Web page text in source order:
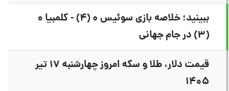
ببینید؛ خلاصه بازی سوئیس ۰ (۴) - کلمبیا ۰
(۳) در جام جهانی
قیمت دلار، طلا و سکه امروز چهارشنبه ۱۷ تیر
۱۴۰۵